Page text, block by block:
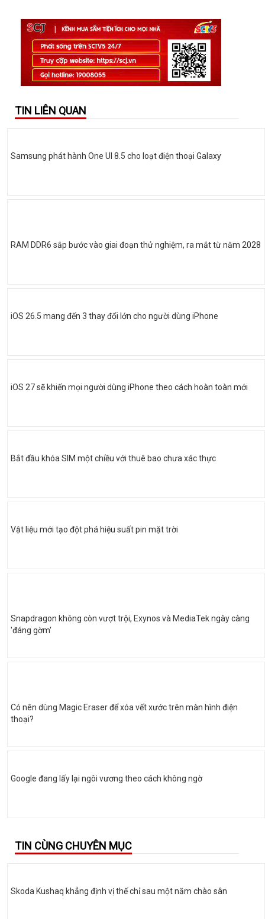
TIN LIÊN QUAN
Samsung phát hành One UI 8.5 cho loạt điện thoại Galaxy
RAM DDR6 sắp bước vào giai đoạn thử nghiệm, ra mắt từ năm 2028
iOS 26.5 mang đến 3 thay đổi lớn cho người dùng iPhone
iOS 27 sẽ khiến mọi người dùng iPhone theo cách hoàn toàn mới
Bắt đầu khóa SIM một chiều với thuê bao chưa xác thực
Vật liệu mới tạo đột phá hiệu suất pin mặt trời
Snapdragon không còn vượt trội, Exynos và MediaTek ngày càng
'đáng gờm'
Có nên dùng Magic Eraser để xóa vết xước trên màn hình điện
thoại?
Google đang lấy lại ngôi vương theo cách không ngờ
TIN CÙNG CHUYÊN MỤC
Skoda Kushaq khẳng định vị thế chỉ sau một năm chào sân